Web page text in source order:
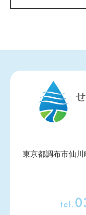
東京都調布市仙
tel.